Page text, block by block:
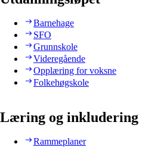
Barnehage
SFO
Grunnskole
Videregående
Opplæring for voksne
Folkehøgskole
Læring og inkludering
Rammeplaner